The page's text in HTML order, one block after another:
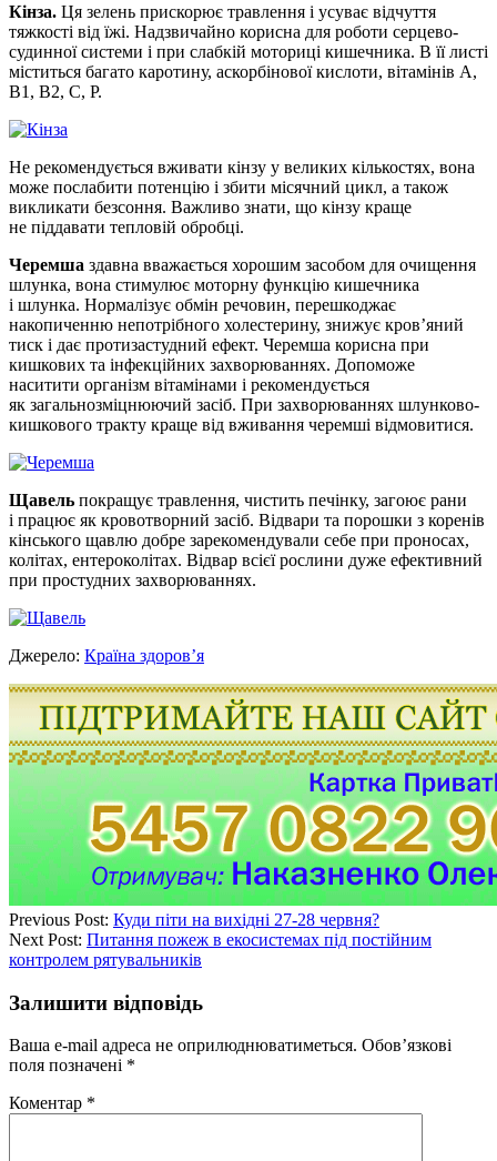
Кінза. Ця зелень прискорює травлення і усуває відчуття
тяжкості від їжі. Надзвичайно корисна для роботи серцево-
судинної системи і при слабкій моториці кишечника. В її листі
міститься багато каротину, аскорбінової кислоти, вітамінів А,
В1, В2, С, Р.
Не рекомендується вживати кінзу у великих кількостях, вона
може послабити потенцію і збити місячний цикл, а також
викликати безсоння. Важливо знати, що кінзу краще
не піддавати тепловій обробці.
Черемша здавна вважається хорошим засобом для очищення
шлунка, вона стимулює моторну функцію кишечника
і шлунка. Нормалізує обмін речовин, перешкоджає
накопиченню непотрібного холестерину, знижує кров’яний
тиск і дає протизастудний ефект. Черемша корисна при
кишкових та інфекційних захворюваннях. Допоможе
наситити організм вітамінами і рекомендується
як загальнозміцнюючий засіб. При захворюваннях шлунково-
кишкового тракту краще від вживання черемші відмовитися.
Щавель покращує травлення, чистить печінку, загоює рани
і працює як кровотворний засіб. Відвари та порошки з коренів
кінського щавлю добре зарекомендували себе при проносах,
колітах, ентероколітах. Відвар всієї рослини дуже ефективний
при простудних захворюваннях.
Джерело: Країна здоров’я
Previous Post: Куди піти на вихідні 27-28 червня?
Next Post: Питання пожеж в екосистемах під постійним
контролем рятувальників
Залишити відповідь
Ваша e-mail адреса не оприлюднюватиметься. Обов’язкові
поля позначені *
Коментар *